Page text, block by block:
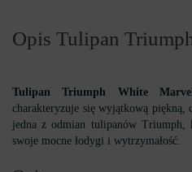
Opis Tulipan
Tulipan Triumph White
charakteryzuje się wyjątkową piękną,
jedna z odmian tulipanów Triumph,
swoje mocne łodygi i wytrzymałość.